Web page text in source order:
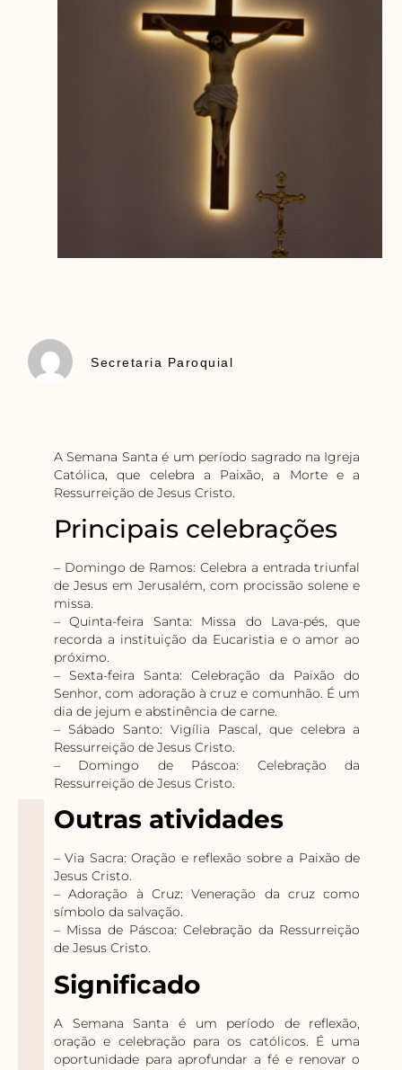
Secretaria Paroquial
A Semana Santa é um período sagrado na Igreja
Católica, que celebra a Paixão, a Morte e a
Ressurreição de Jesus Cristo.
Principais celebrações
– Domingo de Ramos: Celebra a entrada triunfal
de Jesus em Jerusalém, com procissão solene e
missa.
– Quinta-feira Santa: Missa do Lava-pés, que
recorda a instituição da Eucaristia e o amor ao
próximo.
– Sexta-feira Santa: Celebração da Paixão do
Senhor, com adoração à cruz e comunhão. É um
dia de jejum e abstinência de carne.
– Sábado Santo: Vigília Pascal, que celebra a
Ressurreição de Jesus Cristo.
– Domingo de Páscoa: Celebração da
Ressurreição de Jesus Cristo.
Outras atividades
– Via Sacra: Oração e reflexão sobre a Paixão de
Jesus Cristo.
– Adoração à Cruz: Veneração da cruz como
símbolo da salvação.
– Missa de Páscoa: Celebração da Ressurreição
de Jesus Cristo.
Significado
A Semana Santa é um período de reflexão,
oração e celebração para os católicos. É uma
oportunidade para aprofundar a fé e renovar o